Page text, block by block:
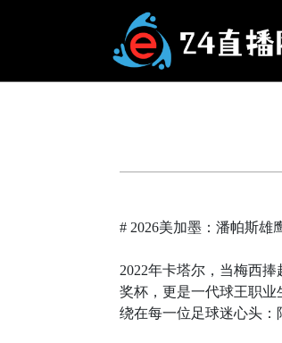
# 2026美加墨：潘帕斯
2022年卡塔尔，当梅西
奖杯，更是一代球王职业
绕在每一位足球迷心头：